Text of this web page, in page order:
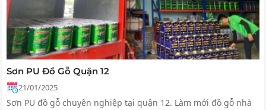
Sơn PU Đồ Gỗ Quận 12
21/01/2025
Sơn PU đồ gỗ chuyên nghiệp tại quận 12. Làm mới đồ gỗ nhà